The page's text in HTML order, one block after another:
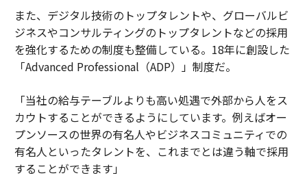
また、デジタル技術のトップタレントや、グローバルビ
ジネスやコンサルティングのトップタレントなどの採用
を強化するための制度も整備している。18年に創設した
「Advanced Professional（ADP）」制度だ。
「当社の給与テーブルよりも高い処遇で外部から人をス
カウトすることができるようにしています。例えばオー
プンソースの世界の有名人やビジネスコミュニティでの
有名人といったタレントを、これまでとは違う軸で採用
することができます」